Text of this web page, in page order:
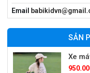
Email
SẢN
Xe